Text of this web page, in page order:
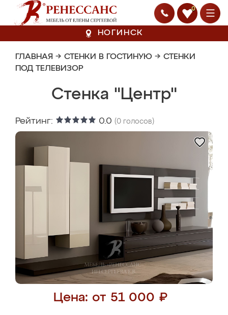
0
НОГИНСК
ГЛАВНАЯ → СТЕНКИ В ГОСТИНУЮ → СТЕНКИ
ПОД ТЕЛЕВИЗОР
Стенка "Центр"
Рейтинг: 0.0 (0 голосов)
Цена: от 51 000 ₽